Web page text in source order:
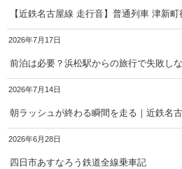
【近鉄名古屋線 走行音】普通列車 津新
2026年7月17日
前泊は必要？浜松駅からの旅行で失敗し
2026年7月14日
朝ラッシュが終わる瞬間を走る｜近鉄名
2026年6月28日
四日市あすなろう鉄道全線乗車記